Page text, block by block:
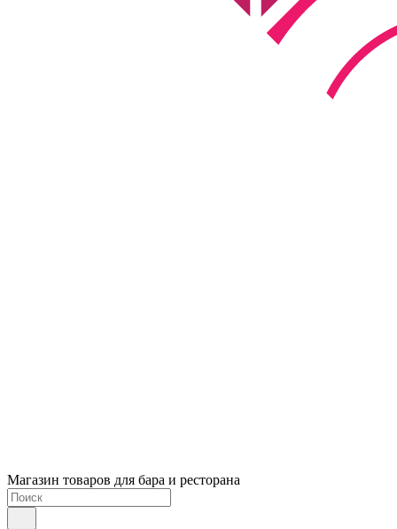
Магазин товаров для бара и ресторана